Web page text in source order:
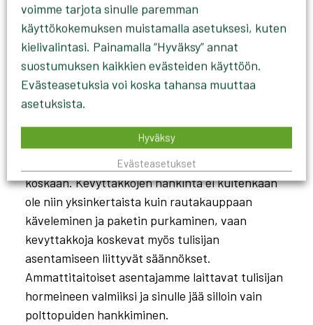
Lämpimät sydämet ja sisätilat tekevät lämpimän
kodin samalla kun elävä tuli luo tunnelmaa. Nyt
takan hankkiminen on helpompaa kuin koskaan.
Nyt saat meiltä myös korkealaatuiset Kratki- ja
Kunst -kevyttakat valmiiksi asennettuna. Saat
kaiken yhdessä paketissa, takan, hormin ja
asennuksen. Takan tuoman lämmön ja
tunnelman hankkiminen on helpompaa kuin
koskaan. Kevyttakkojen hankinta ei kuitenkaan
ole niin yksinkertaista kuin rautakauppaan
käveleminen ja paketin purkaminen, vaan
kevyttakkoja koskevat myös tulisijan
asentamiseen liittyvät säännökset.
Ammattitaitoiset asentajamme laittavat tulisijan
hormeineen valmiiksi ja sinulle jää silloin vain
polttopuiden hankkiminen.
voimme tarjota sinulle paremman
käyttökokemuksen muistamalla asetuksesi, kuten
kielivalintasi. Painamalla “Hyväksy” annat
suostumuksen kaikkien evästeiden käyttöön.
Evästeasetuksia voi koska tahansa muuttaa
asetuksista.
Evästeasetukset
Hyväksy